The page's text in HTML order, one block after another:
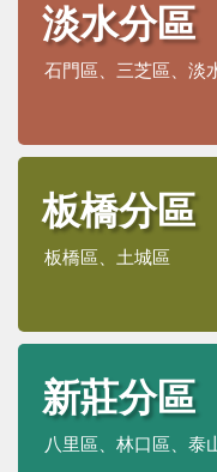
淡水分區
石門區、三芝區、淡
板橋分區
板橋區、土城區
新莊分區
八里區、林口區、泰